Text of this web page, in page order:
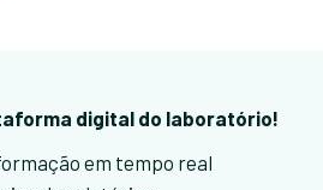
digital do laboratório!
em tempo real